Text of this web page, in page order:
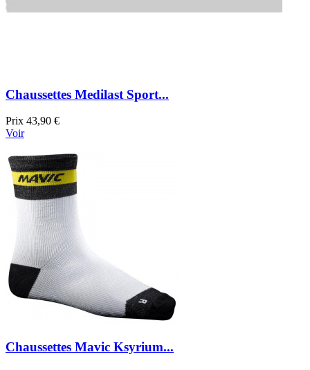
Chaussettes Medilast Sport...
Prix 43,90 €
Voir
Chaussettes Mavic Ksyrium...